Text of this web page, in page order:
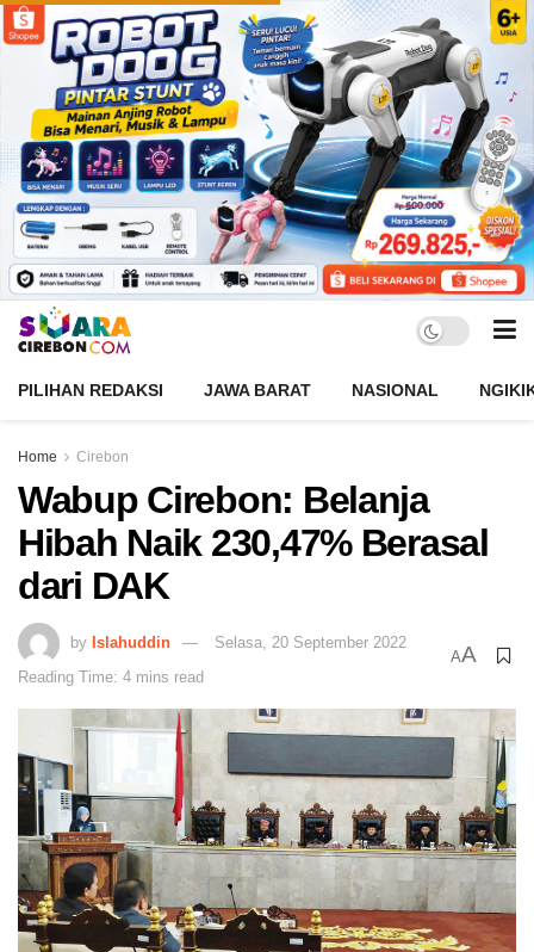
PILIHAN REDAKSI JAWA BARAT NASIONAL
Home Cirebon
Wabup Cirebon: Belanja
Hibah Naik 230,47% Berasal
dari DAK
by Islahuddin
Selasa, 20 September 2022
Reading Time: 4 mins read
AA